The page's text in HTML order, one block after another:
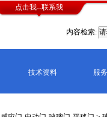
点击我--联系我
内容检索:
技术资料 服